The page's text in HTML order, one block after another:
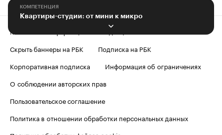
КОМПЕТЕНЦИЯ
Квартиры-студии: от мини к микро
Контактная информация
Редакция
Скрыть баннеры на РБК
Подписка на РБК
Корпоративная подписка
Информация об ограничениях
О соблюдении авторских прав
Пользовательское соглашение
Политика в отношении обработки персональных данных